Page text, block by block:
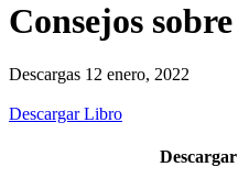
Consejos
Descargas 12 enero, 2022
Descargar Libro